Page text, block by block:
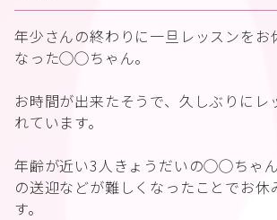
年少さんの終わりに一旦レッスンをお
なった◯◯ちゃん。
お時間が出来たそうで、久しぶりにレ
れています。
年齢が近い3人きょうだいの◯◯ちゃ
の送迎などが難しくなったことでお休
す。